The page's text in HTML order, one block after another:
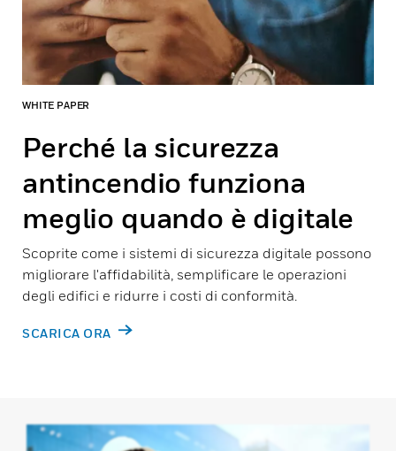
WHITE PAPER
Perché la sicurezza
antincendio funziona
meglio quando è digitale
Scoprite come i sistemi di sicurezza digitale possono
migliorare l'affidabilità, semplificare le operazioni
degli edifici e ridurre i costi di conformità.
SCARICA ORA